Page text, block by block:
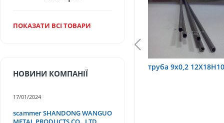
труба 75х1,5,
ПОКАЗАТИ ВСІ ТОВАРИ
НОВИНИ КОМПАНІЇ
17/01/2024
scammer SHANDONG WANGUO